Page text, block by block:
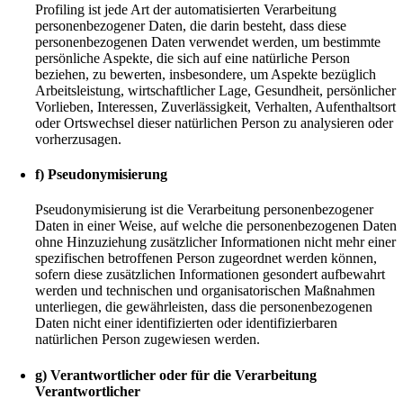
Profiling ist jede Art der automatisierten Verarbeitung
personenbezogener Daten, die darin besteht, dass diese
personenbezogenen Daten verwendet werden, um bestimmte
persönliche Aspekte, die sich auf eine natürliche Person
beziehen, zu bewerten, insbesondere, um Aspekte bezüglich
Arbeitsleistung, wirtschaftlicher Lage, Gesundheit, persönlicher
Vorlieben, Interessen, Zuverlässigkeit, Verhalten, Aufenthaltsort
oder Ortswechsel dieser natürlichen Person zu analysieren oder
vorherzusagen.
f) Pseudonymisierung
Pseudonymisierung ist die Verarbeitung personenbezogener
Daten in einer Weise, auf welche die personenbezogenen Daten
ohne Hinzuziehung zusätzlicher Informationen nicht mehr einer
spezifischen betroffenen Person zugeordnet werden können,
sofern diese zusätzlichen Informationen gesondert aufbewahrt
werden und technischen und organisatorischen Maßnahmen
unterliegen, die gewährleisten, dass die personenbezogenen
Daten nicht einer identifizierten oder identifizierbaren
natürlichen Person zugewiesen werden.
g) Verantwortlicher oder für die Verarbeitung
Verantwortlicher